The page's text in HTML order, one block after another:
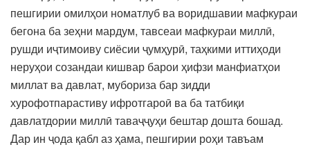
пешгирии омилҳои номатлуб ва воридшавии мафкураи
бегона ба зеҳни мардум, тавсеаи мафкураи миллӣ,
рушди иҷтимоиву сиёсии ҷумҳурӣ, таҳкими иттиҳоди
неруҳои созандаи кишвар барои ҳифзи манфиатҳои
миллат ва давлат, мубориза бар зидди
хурофотпарастиву ифротгароӣ ва ба татбиқи
давлатдории миллӣ таваҷҷуҳи бештар дошта бошад.
Дар ин ҷода қабл аз ҳама, пешгирии роҳи тавъам